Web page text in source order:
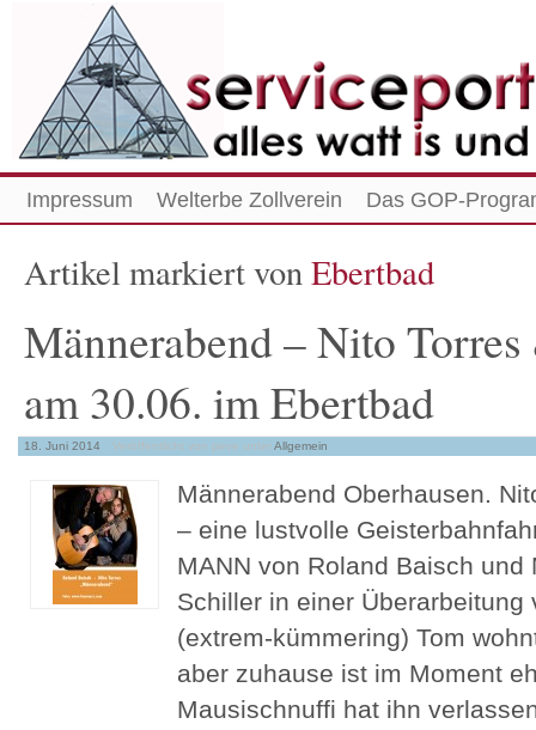
Impressum Welterbe Zollverein Das GOP-
Artikel markiert vonEbertbad
Männerabend – Nito
am 30.06. im Ebertbad
18. Juni 2014 Veröffentlicht von peve unterAllgemein
Männerabend Oberhausen.
– eine lustvolle
MANN von Roland Baisch
Schiller in einer Überarbeitung
(extrem-kümmering) Tom
aber zuhause ist im Moment
Mausischnuffi hat ihn